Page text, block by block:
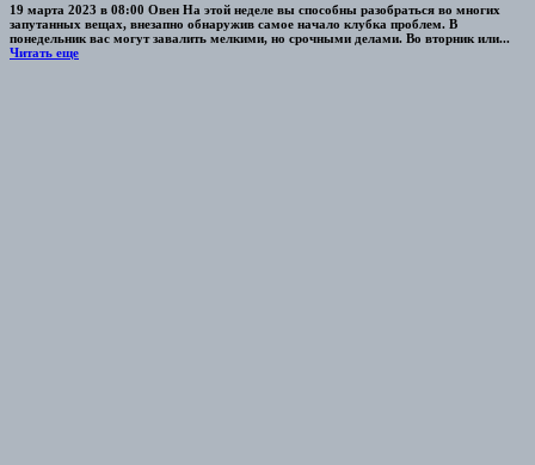
19 марта 2023 в 08:00 Овен На этой неделе вы способны разобраться во многих
запутанных вещах, внезапно обнаружив самое начало клубка проблем. В
понедельник вас могут завалить мелкими, но срочными делами. Во вторник или...
Читать еще